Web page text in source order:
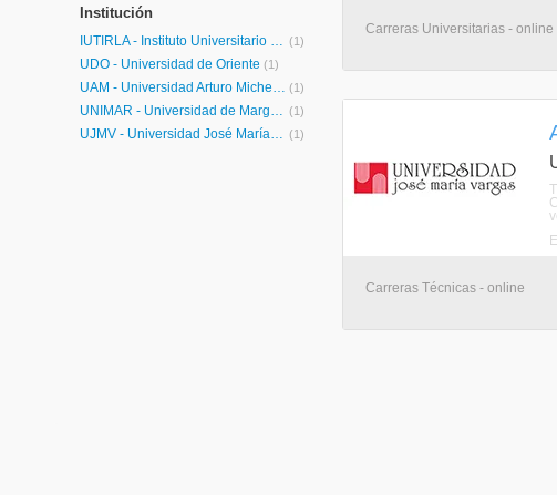
Institución
IUTIRLA - Instituto Universitario de Tecnología Industrial Rodolfo Loero Arismendi (1)
UDO - Universidad de Oriente (1)
UAM - Universidad Arturo Michelena (1)
UNIMAR - Universidad de Margarita (1)
UJMV - Universidad José María Vargas (1)
Carreras Universitarias - online
Carreras Técnicas - online